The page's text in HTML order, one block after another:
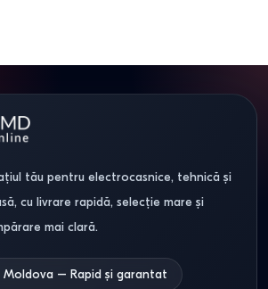
tău pentru electrocasnice, tehnică și
cu livrare rapidă, selecție mare și
mai clară.
– Rapid și garantat